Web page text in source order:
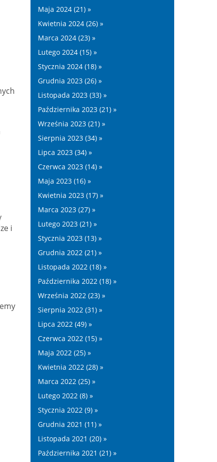
i
Maja 2024 (21) »
Kwietnia 2024 (26) »
Marca 2024 (23) »
Lutego 2024 (15) »
Stycznia 2024 (18) »
Grudnia 2023 (26) »
Listopada 2023 (33) »
Października 2023 (21) »
Września 2023 (21) »
Sierpnia 2023 (34) »
Lipca 2023 (34) »
Czerwca 2023 (14) »
Maja 2023 (16) »
Kwietnia 2023 (17) »
Marca 2023 (27) »
Lutego 2023 (21) »
Stycznia 2023 (13) »
Grudnia 2022 (21) »
Listopada 2022 (18) »
Października 2022 (18) »
Września 2022 (23) »
Sierpnia 2022 (31) »
Lipca 2022 (49) »
Czerwca 2022 (15) »
Maja 2022 (25) »
Kwietnia 2022 (28) »
Marca 2022 (25) »
Lutego 2022 (8) »
Stycznia 2022 (9) »
Grudnia 2021 (11) »
Listopada 2021 (20) »
Października 2021 (21) »